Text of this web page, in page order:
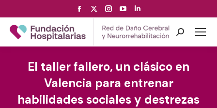
Facebook
page
opens
in
window
page
opens
in
window
Instagram
page
opens
in
window
YouTube
page
opens
in
window
page
opens
in
window
Search:
El taller fallero, un clásico en
Valencia para entrenar
habilidades sociales y destrezas